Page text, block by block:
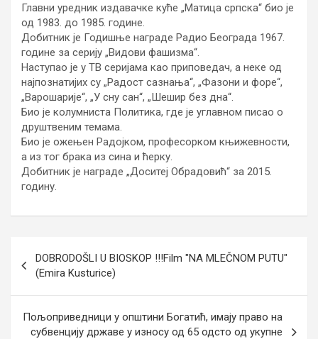
Главни уредник издавачке куће „Матица српска“ био је
од 1983. до 1985. године.
Добитник је Годишње награде Радио Београда 1967.
године за серију „Видови фашизма“.
Наступао је у ТВ серијама као приповедач, а неке од
најпознатијих су „Радост сазнања“, „Фазони и форе“,
„Варошарије“, „У сну сан“, „Шешир без дна“.
Био је колумниста Политика, где је углавном писао о
друштвеним темама.
Био је ожењен Радојком, професорком књижевности,
а из тог брака из сина и ћерку.
Добитник је награде „Доситеј Обрадовић“ за 2015.
годину.
Кретање
чланка
DOBRODOŠLI U BIOSKOP !!!Film "NA MLEČNOM PUTU"
(Emira Kusturice)
Пољоприведници у општини Богатић, имају право на
субвенцију државе у износу од 65 одсто од укупне